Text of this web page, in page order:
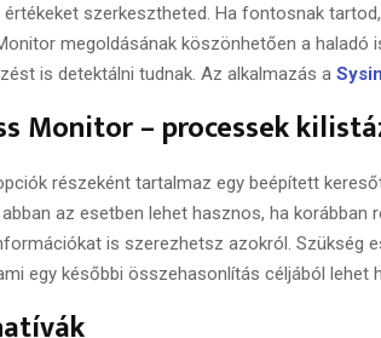
szerkesztheted. Ha fontosnak
megoldásának köszönhetően a haladó
is detektálni tudnak. Az alkalmazás a
Monitor – processek
részeként tartalmaz egy beépített
az esetben lehet hasznos, ha korábban
is szerezhetsz azokról. Szükség
egy későbbi összehasonlítás céljából lehet